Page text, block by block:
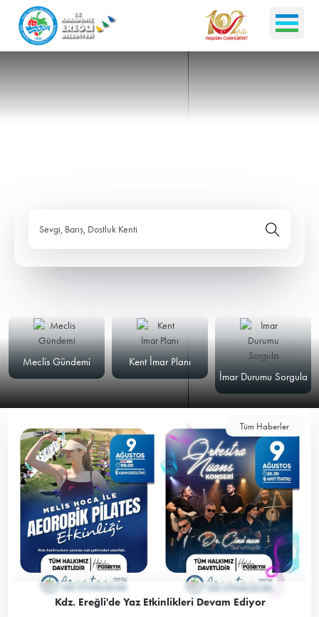
Sevgi, Barış, Dostluk Kenti
Meclis Gündemi
Kent İmar Planı
İmar Durumu Sorgula
Tüm Haberler
Kdz. Ereğli'de Yaz Etkinlikleri Devam Ediyor